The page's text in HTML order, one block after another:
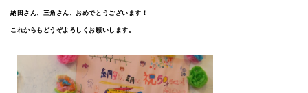
納田さん、三角さん、おめでとうございます！
これからもどうぞよろしくお願いします。